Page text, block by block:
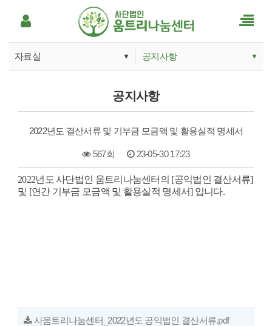
자료실 ▼
사업안내
움트리활동
자료실
공지사항 ▼
언론보도
Q&A
공지사항
2022년도 결산서류 및 기부금 모금액 및 활용실적 명세서
567회 23-05-30 17:23
본문
2022년도 사단법인 움트리나눔센터의 [공익법인 결산서류]
및 [연간 기부금 모금액 및 활용실적 명세서] 입니다.
사움트리나눔센터_2022년도 공익법인 결산서류.pdf